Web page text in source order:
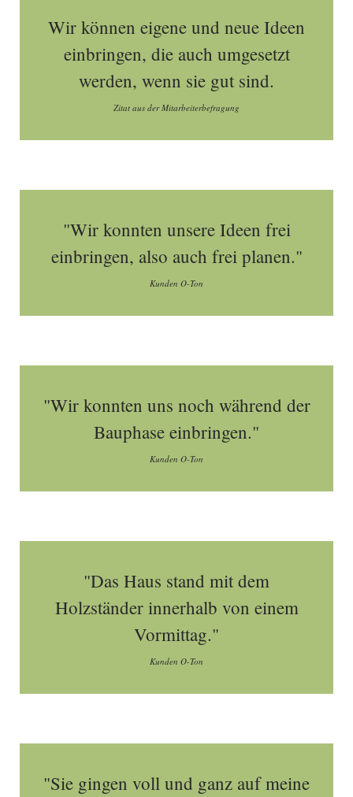
Wir können eigene und neue Ideen
einbringen, die auch umgesetzt
werden, wenn sie gut sind.
Zitat aus der Mitarbeiterbefragung
"Wir konnten unsere Ideen frei
einbringen, also auch frei planen."
Kunden O-Ton
"Wir konnten uns noch während der
Bauphase einbringen."
Kunden O-Ton
"Das Haus stand mit dem
Holzständer innerhalb von einem
Vormittag."
Kunden O-Ton
"Sie gingen voll und ganz auf meine